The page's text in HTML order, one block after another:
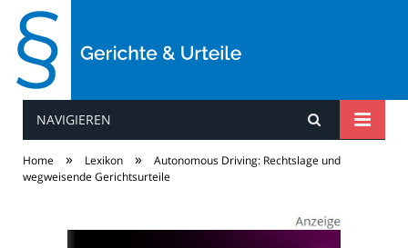
Gerichte & Urteile
NAVIGIEREN
Home » Lexikon »
Autonomous Driving: Rechtslage und
wegweisende Gerichtsurteile